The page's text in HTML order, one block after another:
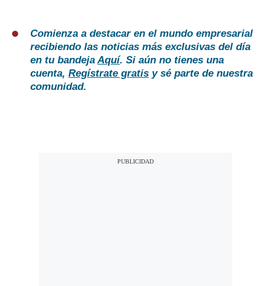
Comienza a destacar en el mundo empresarial
recibiendo las noticias más exclusivas del día
en tu bandejaAquí. Si aún no tienes una
cuenta, Regístrate gratis y sé parte de nuestra
comunidad.